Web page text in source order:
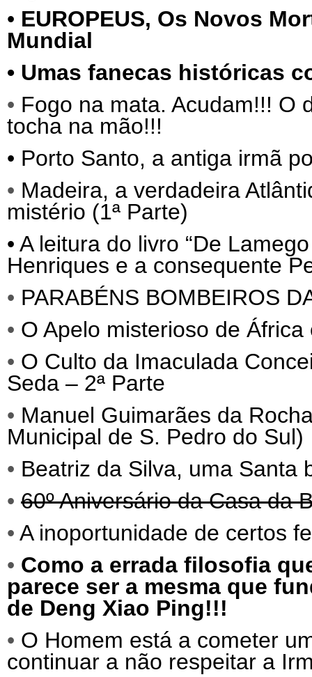
• EUROPEUS, Os Novos
Mundial
• Umas fanecas históricas
• Fogo na mata. Acudam!!! O
tocha na mão!!!
• Porto Santo, a antiga irmã
• Madeira, a verdadeira
mistério (1ª Parte)
• A leitura do livro “De
Henriques e a consequente
• PARABÉNS BOMBEIROS
• O Apelo misterioso de
• O Culto da Imaculada
Seda – 2ª Parte
• Manuel Guimarães da
Municipal de S. Pedro do Sul)
• Beatriz da Silva, uma Santa
• 60º Aniversário da Casa da
• A inoportunidade de certos
• Como a errada filosofia
parece ser a mesma que
de Deng Xiao Ping!!!
• O Homem está a cometer
continuar a não respeitar a